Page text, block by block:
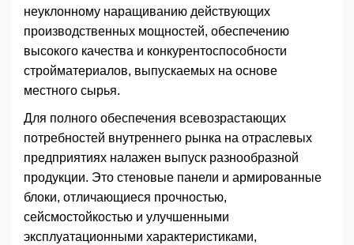
неуклонному наращиванию действующих
производственных мощностей, обеспечению
высокого качества и конкурентоспособности
стройматериалов, выпускаемых на основе
местного сырья.
Для полного обеспечения всевозрастающих
потребностей внутреннего рынка на отраслевых
предприятиях налажен выпуск разнообразной
продукции. Это стеновые панели и армированные
блоки, отличающиеся прочностью,
сейсмостойкостью и улучшенными
эксплуатационными характеристиками,